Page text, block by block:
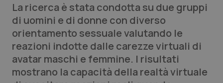
QS Pro
Professionisti Sanitari.AI
Abruzzo
QS Pro Gold
La ricerca è stata condotta su due gruppi
di uomini e di donne con diverso
orientamento sessuale valutando le
reazioni indotte dalle carezze virtuali di
avatar maschi e femmine. I risultati
mostrano la capacità della realtà virtuale